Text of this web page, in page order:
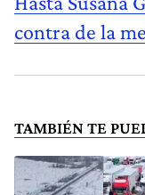
contra de la
TAMBIÉN TE